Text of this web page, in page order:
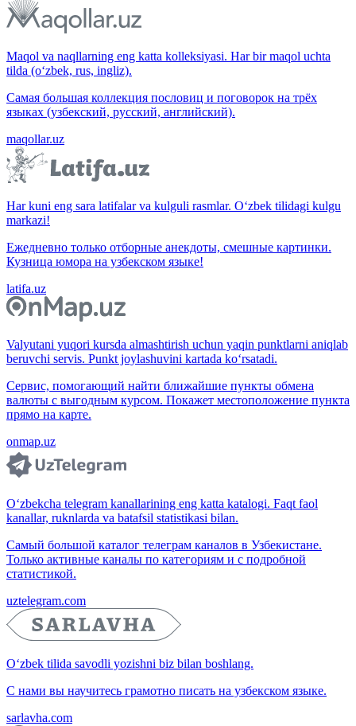
Maqol va naqllarning eng katta kolleksiyasi. Har bir maqol uchta
tilda (o‘zbek, rus, ingliz).
Самая большая коллекция пословиц и поговорок на трёх
языках (узбекский, русский, английский).
maqollar.uz
Har kuni eng sara latifalar va kulguli rasmlar. O‘zbek tilidagi kulgu
markazi!
Ежедневно только отборные анекдоты, смешные картинки.
Кузница юмора на узбекском языке!
latifa.uz
Valyutani yuqori kursda almashtirish uchun yaqin punktlarni aniqlab
beruvchi servis. Punkt joylashuvini kartada ko‘rsatadi.
Сервис, помогающий найти ближайшие пункты обмена
валюты с выгодным курсом. Покажет местоположение пункта
прямо на карте.
onmap.uz
O‘zbekcha telegram kanallarining eng katta katalogi. Faqt faol
kanallar, ruknlarda va batafsil statistikasi bilan.
Самый большой каталог телеграм каналов в Узбекистане.
Только активные каналы по категориям и с подробной
статистикой.
uztelegram.com
O‘zbek tilida savodli yozishni biz bilan boshlang.
С нами вы научитесь грамотно писать на узбекском языке.
sarlavha.com